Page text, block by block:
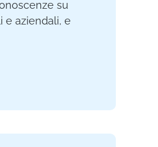
su
e aziendali, e